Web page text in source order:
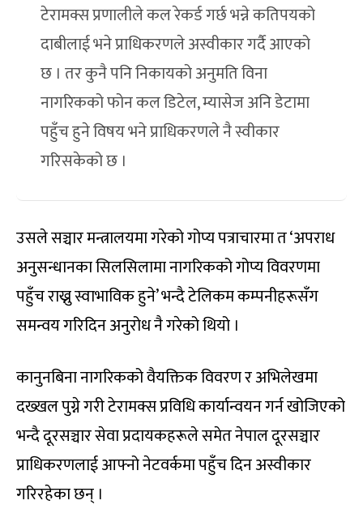
टेरामक्स प्रणालीले कल रेकर्ड गर्छ भन्ने कतिपयको
दाबीलाई भने प्राधिकरणले अस्वीकार गर्दै आएको
छ । तर कुनै पनि निकायको अनुमति विना
नागरिकको फोन कल डिटेल, म्यासेज अनि डेटामा
पहुँच हुने विषय भने प्राधिकरणले नै स्वीकार
गरिसकेको छ ।
उसले सञ्चार मन्त्रालयमा गरेको गोप्य पत्राचारमा त ‘अपराध
अनुसन्धानका सिलसिलामा नागरिकको गोप्य विवरणमा
पहुँच राख्नु स्वाभाविक हुने’ भन्दै टेलिकम कम्पनीहरूसँग
समन्वय गरिदिन अनुरोध नै गरेको थियो ।
कानुनबिना नागरिकको वैयक्तिक विवरण र अभिलेखमा
दख्खल पुग्ने गरी टेरामक्स प्रविधि कार्यान्वयन गर्न खोजिएको
भन्दै दूरसञ्चार सेवा प्रदायकहरूले समेत नेपाल दूरसञ्चार
प्राधिकरणलाई आफ्नो नेटवर्कमा पहुँच दिन अस्वीकार
गरिरहेका छन् ।